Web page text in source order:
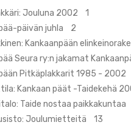
Jouluna 2002 1
päivän juhla 2
Kankaanpään
Seura ry:n jakamat
Pitkäplakkarit 1985 -
Kankaan päät -Taidekehä
Taide nostaa
Joulumietteitä 13